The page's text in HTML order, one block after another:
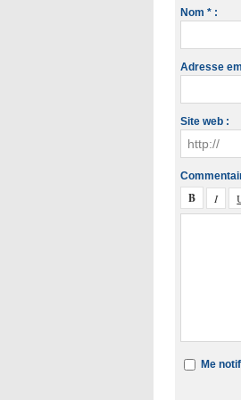
Nom * :
Adresse
Site web :
Me